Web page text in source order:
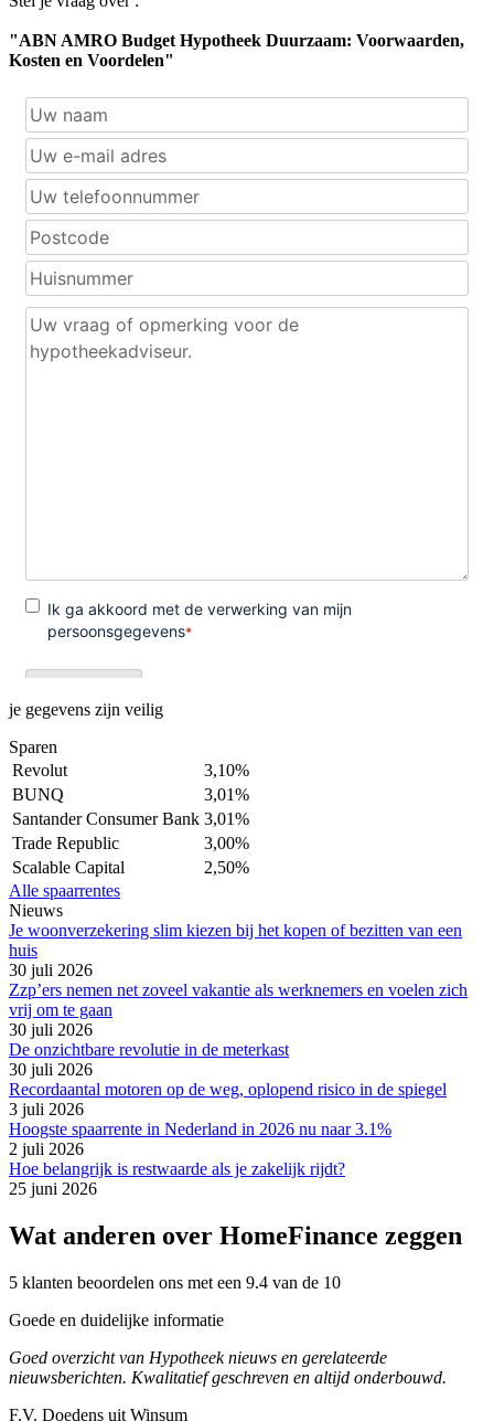
"ABN AMRO Budget Hypotheek Duurzaam: Voorwaarden,
Kosten en Voordelen"
je gegevens zijn veilig
Sparen
Revolut
3,10%
BUNQ
3,01%
Santander Consumer Bank 3,01%
Trade Republic
3,00%
Scalable Capital
2,50%
Alle spaarrentes
Nieuws
Je woonverzekering slim kiezen bij het kopen of bezitten van een
huis
30 juli 2026
Zzp’ers nemen net zoveel vakantie als werknemers en voelen zich
vrij om te gaan
30 juli 2026
De onzichtbare revolutie in de meterkast
30 juli 2026
Recordaantal motoren op de weg, oplopend risico in de spiegel
3 juli 2026
Hoogste spaarrente in Nederland in 2026 nu naar 3.1%
2 juli 2026
Hoe belangrijk is restwaarde als je zakelijk rijdt?
25 juni 2026
Wat anderen over HomeFinance zeggen
5 klanten beoordelen ons met een 9.4 van de 10
Goede en duidelijke informatie
Goed overzicht van Hypotheek nieuws en gerelateerde
nieuwsberichten. Kwalitatief geschreven en altijd onderbouwd.
F.V. Doedens uit Winsum